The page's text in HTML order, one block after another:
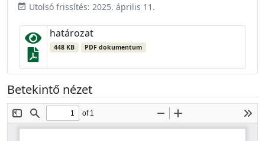
event_available Utolsó frissítés: 2025. április 11.
határozat
448 KB PDF dokumentum
Betekintő nézet